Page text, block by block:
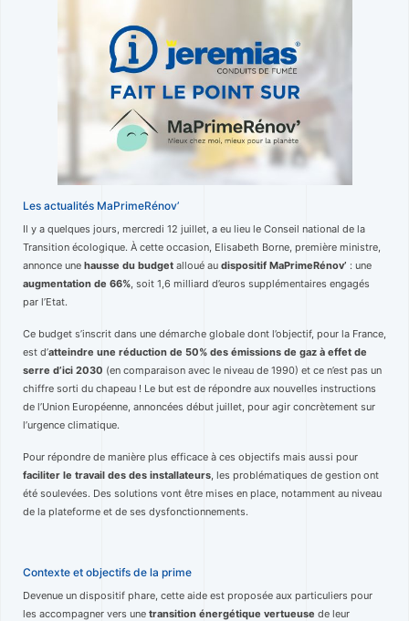
Les actualités MaPrimeRénov’
Il y a quelques jours, mercredi 12 juillet, a eu lieu le Conseil national de la
Transition écologique. À cette occasion, Elisabeth Borne, première ministre,
annonce une hausse du budget alloué au dispositif MaPrimeRénov’ : une
augmentation de 66% , soit 1,6 milliard d’euros supplémentaires engagés
par l’Etat.
Ce budget s’inscrit dans une démarche globale dont l’objectif, pour la France,
est d’atteindre une réduction de 50% des émissions de gaz à effet de
serre d’ici 2030 (en comparaison avec le niveau de 1990) et ce n’est pas un
chiffre sorti du chapeau ! Le but est de répondre aux nouvelles instructions
de l’Union Européenne, annoncées début juillet, pour agir concrètement sur
l’urgence climatique.
Pour répondre de manière plus efficace à ces objectifs mais aussi pour
faciliter le travail des des installateurs , les problématiques de gestion ont
été soulevées. Des solutions vont être mises en place, notamment au niveau
de la plateforme et de ses dysfonctionnements.
Contexte et objectifs de la prime
Devenue un dispositif phare, cette aide est proposée aux particuliers pour
les accompagner vers une transition énergétique vertueuse de leur